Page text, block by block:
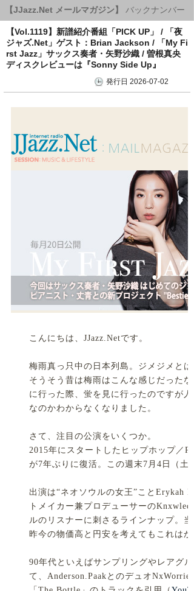
【JJazz.Net メールマガジン】 バックナンバー
【Vol.1119】新譜紹介番組「PICK UP」 / 「夜
ジャズ.Net」ゲスト：Brian Jackson / 「My Fi
rst Jazz」サックス奏者・矢野沙織 / 曽根真央
ディスクレビューは『Sonny Side Up』
発行日 2026-07-02